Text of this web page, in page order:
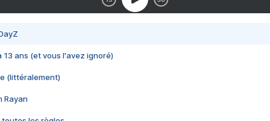
13 ans (et vous l'avez ignoré)
(littéralement)
Rayan